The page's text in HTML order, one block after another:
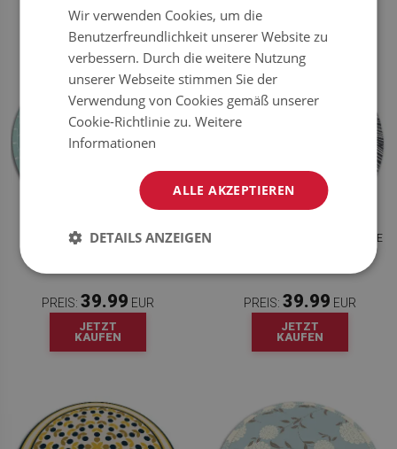
RUNDER TEPPICH PVC ZARTE
PREIS: 39.99 EUR
JETZT
KAUFEN
RUNDE TEPPICH PVC ABSTRAKTE
PREIS: 39.99 EUR
JETZT
KAUFEN
Wir verwenden Cookies, um die
Benutzerfreundlichkeit unserer Website zu
verbessern. Durch die weitere Nutzung
unserer Webseite stimmen Sie der
Verwendung von Cookies gemäß unserer
Cookie-Richtlinie zu.Weitere
Informationen
ALLE AKZEPTIEREN
DETAILS ANZEIGEN